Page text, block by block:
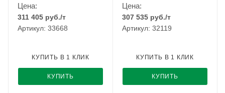
Цена:
311 405 руб./т
Артикул: 33668
КУПИТЬ
КУПИТЬ В 1 КЛИК
Цена:
307 535 руб./т
Артикул: 32119
КУПИТЬ
КУПИТЬ В 1 КЛИК